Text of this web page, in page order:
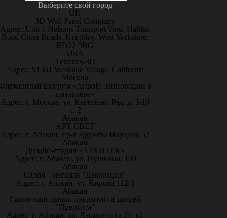
Выберите свой город
UK
3D Wall Panel Company
Адрес: Unit 1 Nelsons Transport Yard, Halifax
Road Cross Roads, Keighley, West Yorkshire,
BD22 9BG
USA
Textures-3D
Адрес: 91361 Westlake Village, California
Москва
шоурум «Artpole. Инновации в
интерьере»
Адрес: г. Москва, ул. Каретный Ряд, д. 5/10
с. 2
Абакан
АРТ СВЕТ
Адрес: г. Абакан, пр-т Дружбы Народов 52
Абакан
Дизайн-студия «АРХИТЕК»
Адрес: г. Абакан, ул. Пушкина, 100
Абакан
Салон - магазин "Декорация"
Адрес: г. Абакан, ул. Кирова 112/3
Абакан
Салон напольных покрытий и дверей
"Премиум"
Адрес: г. Абакан, ул. Лермонтова 21, к1